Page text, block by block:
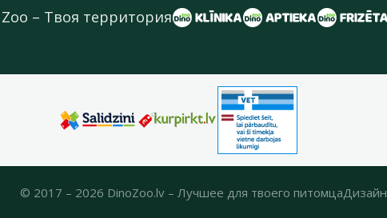
– Твоя территория
© 2017 – 2026 DinoZoo.lv – Лучшее для твоего питомцаДизайн